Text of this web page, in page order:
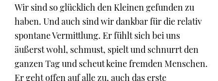
Wir sind so glücklich den Kleinen gefunden zu
haben. Und auch sind wir dankbar für die relativ
spontane Vermittlung. Er fühlt sich bei uns
äußerst wohl, schmust, spielt und schnurrt den
ganzen Tag und scheut keine fremden Menschen.
Er geht offen auf alle zu, auch das erste